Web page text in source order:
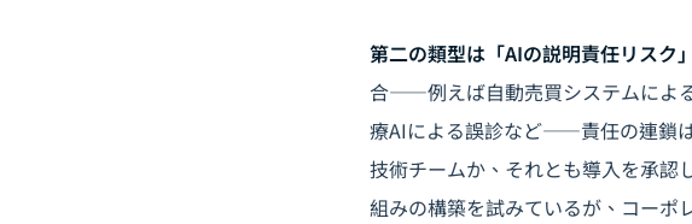
第二の類型は「AIの説明責任リスク
合――例えば自動売買システムによ
療AIによる誤診など――責任の連鎖
技術チームか、それとも導入を承認
組みの構築を試みているが、コーポ